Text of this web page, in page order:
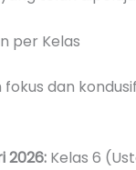
per Kelas
dan
2026: Kelas 6